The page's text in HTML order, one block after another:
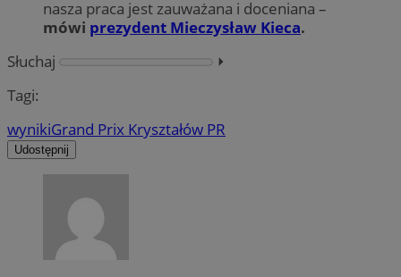
nasza praca jest zauważana i doceniana –
mówi prezydent Mieczysław Kieca.
Słuchaj
⏵︎
Tagi:
wynikiGrand Prix Kryształów PR
Udostępnij